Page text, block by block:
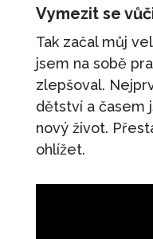
Vymezit se
Tak začal můj
jsem na sobě
zlepšoval.
dětství a časem
nový život.
ohlížet.